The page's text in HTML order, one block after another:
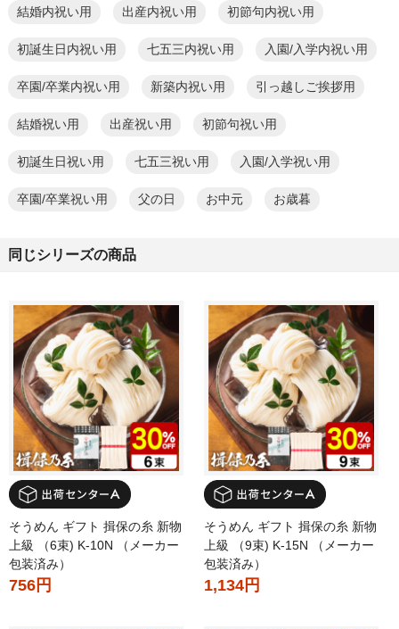
結婚内祝い用 出産内祝い用 初節句内祝い用
初誕生日内祝い用 七五三内祝い用 入園/入学内祝い用
卒園/卒業内祝い用 新築内祝い用 引っ越しご挨拶用
結婚祝い用 出産祝い用 初節句祝い用
初誕生日祝い用 七五三祝い用 入園/入学祝い用
卒園/卒業祝い用 父の日 お中元 お歳暮
同じシリーズの商品
そうめん ギフト 揖保の糸 新物
上級 （6束) K-10N （メーカー
包装済み）
756円
そうめん ギフト 揖保の糸 新物
上級 （9束) K-15N （メーカー
包装済み）
1,134円